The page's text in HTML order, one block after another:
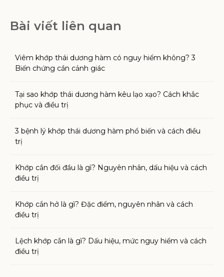
Bài viết liên quan
Viêm khớp thái dương hàm có nguy hiểm không? 3
Biến chứng cần cảnh giác
Tại sao khớp thái dương hàm kêu lạo xạo? Cách khắc
phục và điều trị
3 bệnh lý khớp thái dương hàm phổ biến và cách điều
trị
Khớp cắn đối đầu là gì? Nguyên nhân, dấu hiệu và cách
điều trị
Khớp cắn hở là gì? Đặc điểm, nguyên nhân và cách
điều trị
Lệch khớp cắn là gì? Dấu hiệu, mức nguy hiểm và cách
điều trị